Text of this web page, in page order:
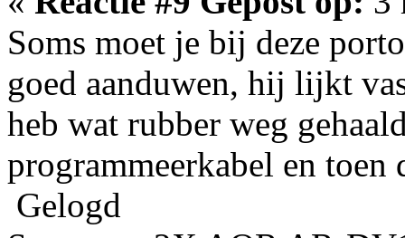
Soms moet je bij deze
goed aanduwen, hij lijkt
heb wat rubber weg
programmeerkabel en toen
Gelogd